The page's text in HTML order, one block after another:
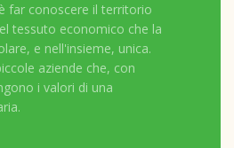
far conoscere il territorio
tessuto economico che la
e nell'insieme, unica.
aziende che, con
i valori di una